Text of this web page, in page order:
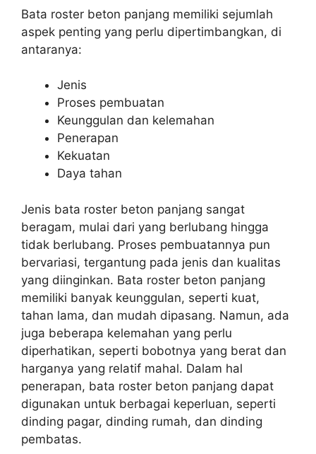
Bata roster beton panjang memiliki sejumlah
aspek penting yang perlu dipertimbangkan, di
antaranya:
Jenis
Proses pembuatan
Keunggulan dan kelemahan
Penerapan
Kekuatan
Daya tahan
Jenis bata roster beton panjang sangat
beragam, mulai dari yang berlubang hingga
tidak berlubang. Proses pembuatannya pun
bervariasi, tergantung pada jenis dan kualitas
yang diinginkan. Bata roster beton panjang
memiliki banyak keunggulan, seperti kuat,
tahan lama, dan mudah dipasang. Namun, ada
juga beberapa kelemahan yang perlu
diperhatikan, seperti bobotnya yang berat dan
harganya yang relatif mahal. Dalam hal
penerapan, bata roster beton panjang dapat
digunakan untuk berbagai keperluan, seperti
dinding pagar, dinding rumah, dan dinding
pembatas.